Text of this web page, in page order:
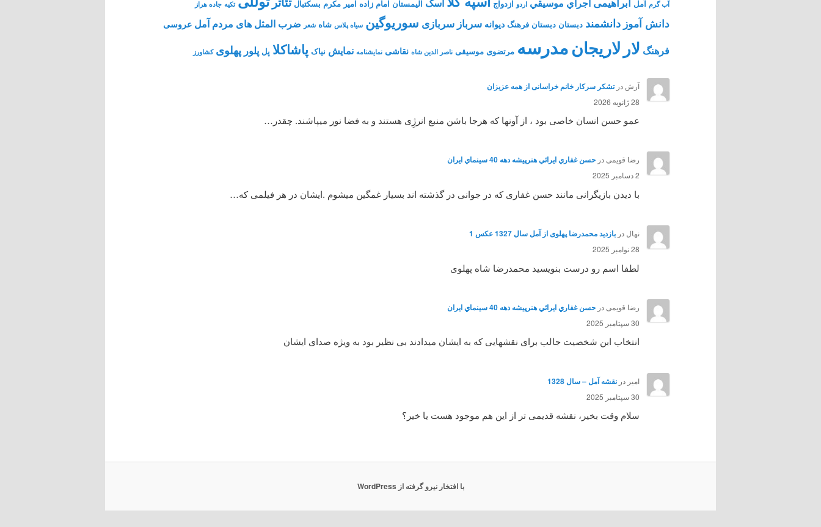
آب گرم آمل اجراي موسيقي اردو ازدواج اسک الیمستان امام زاده امیر مکرم بسکتبال تکیه جاده هراز
دانش آموز دانشمند دبستان دبستان فرهنگ دیوانه سرباز سربازی سوریوگین سیاه پلاس شاه شعر ضرب المثل های مردم آمل عروسی
فرهنگ لار لاریجانمدرسه مرتضوی موسیقی ناصر الدین شاه نقاشی نمايشنامه نمایش نیاک پاشاکلا پل پلور پهلوی کشاورز
آرش درتشکر سرکار خانم خراسانی از همه عزیزان
28 ژانویه 2026
عمو حسن انسان خاصی بود ، از آونها که هرجا باشن منبع انرژِی هستند و به فضا نور میپاشند. چقدر…
رضا قویمی در حسن غفاري ايرائي هنرپيشه دهه 40 سينماي ايران
2 دسامبر 2025
با دیدن بازیگرانی مانند حسن غفاری که در جوانی در گذشته اند بسیار غمگین میشوم .ایشان در هر فیلمی که…
نهال در بازدید محمدرضا پهلوی از آمل سال 1327 عکس 1
28 نوامبر 2025
لطفا اسم رو درست بنویسید محمدرضا شاه پهلوی
رضا قویمی در حسن غفاري ايرائي هنرپيشه دهه 40 سينماي ايران
30 سپتامبر 2025
انتخاب ابن شخصیت جالب برای نقشهایی که به ایشان میدادند بی نظیر بود به ویژه صدای ایشان
امیر در نقشه آمل – سال 1328
30 سپتامبر 2025
سلام وقت بخیر، نقشه قدیمی تر از این هم موجود هست یا خیر؟
با افتخار نیرو گرفته از WordPress